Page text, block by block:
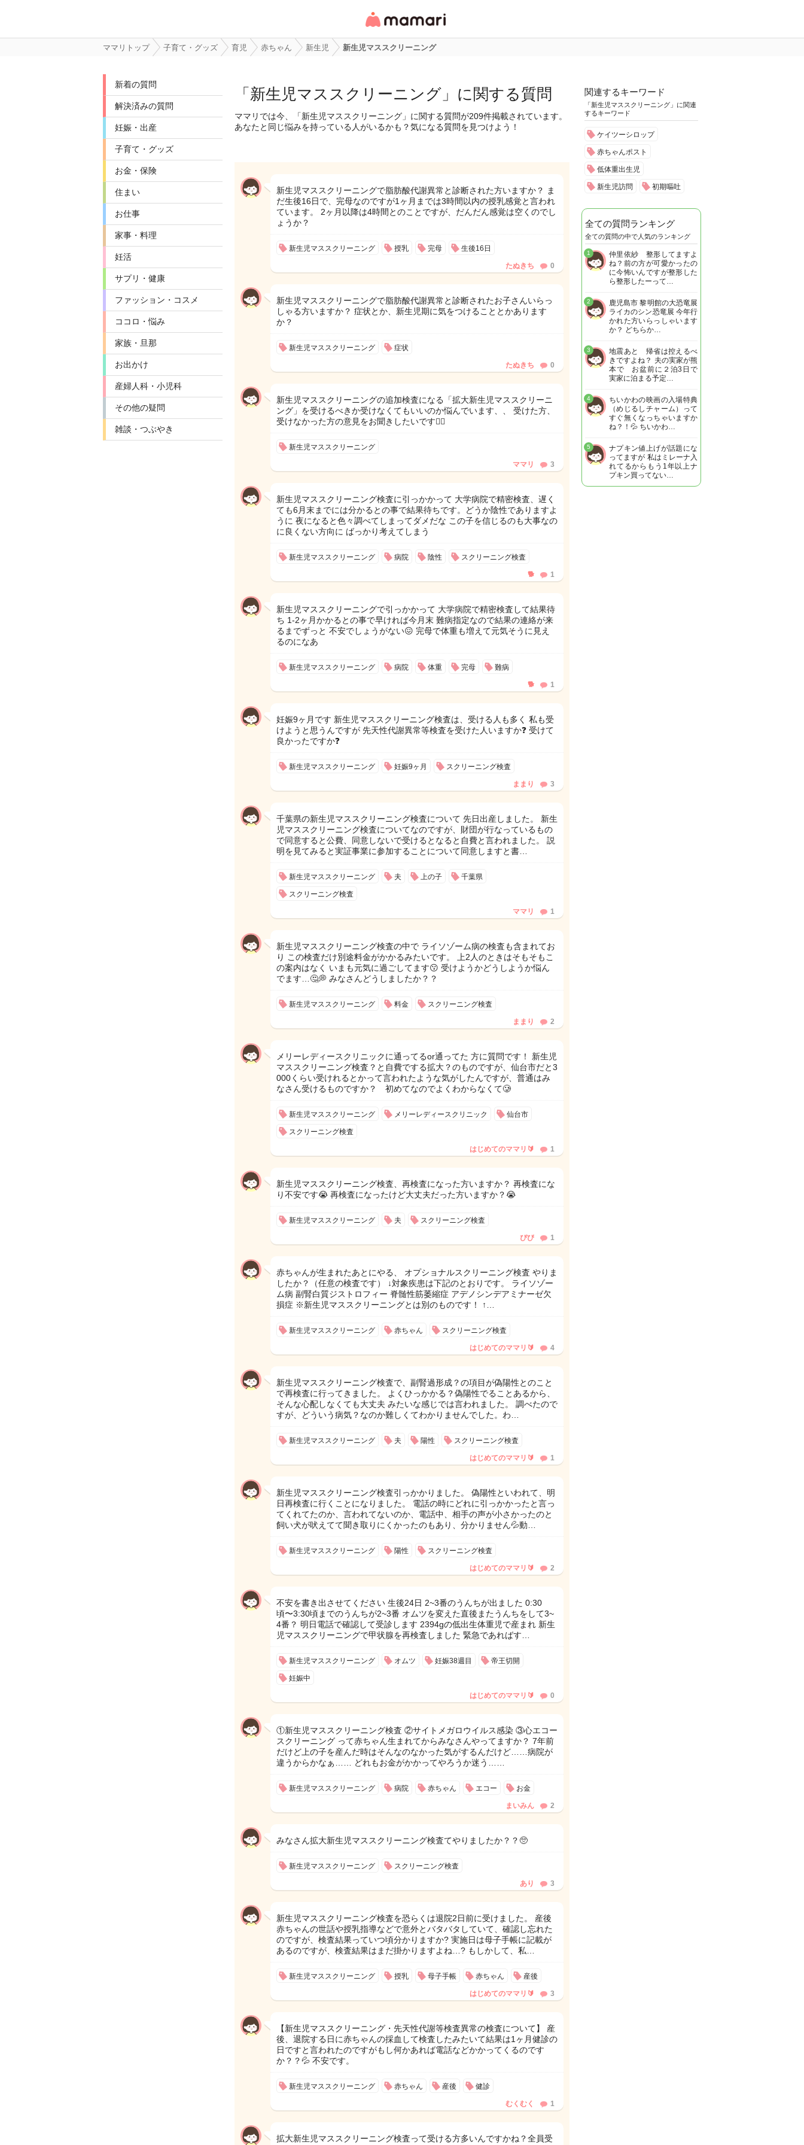
リ・情報サイト
ママリトップ 子育て・グッズ 育児 赤ちゃん 新生児 新生児マススクリーニング
新着の質問
解決済みの質問
妊娠・出産
子育て・グッズ
お金・保険
住まい
お仕事
家事・料理
妊活
サプリ・健康
ファッション・コスメ
ココロ・悩み
家族・旦那
お出かけ
産婦人科・小児科
その他の疑問
雑談・つぶやき
「新生児マススクリーニング」に関する質問
ママリでは今、「新生児マススクリーニング」に関する質問が209件掲載されています。
あなたと同じ悩みを持っている人がいるかも？気になる質問を見つけよう！
新生児マススクリーニングで脂肪酸代謝異常と診断された方いますか？ ま
だ生後16日で、完母なのですが1ヶ月までは3時間以内の授乳感覚と言われ
ています。 2ヶ月以降は4時間とのことですが、だんだん感覚は空くのでし
ょうか？
新生児マススクリーニング 授乳 完母 生後16日
たぬきち 0
新生児マススクリーニングで脂肪酸代謝異常と診断されたお子さんいらっ
しゃる方いますか？ 症状とか、新生児期に気をつけることとかあります
か？
新生児マススクリーニング 症状
たぬきち 0
新生児マススクリーニングの追加検査になる「拡大新生児マススクリーニ
ング」を受けるべきか受けなくてもいいのか悩んでいます、、 受けた方、
受けなかった方の意見をお聞きしたいです🙇‍♀️
新生児マススクリーニング
ママリ 3
新生児マススクリーニング検査に引っかかって 大学病院で精密検査、遅く
ても6月末までには分かるとの事で結果待ちです。どうか陰性でありますよ
うに 夜になると色々調べてしまってダメだな この子を信じるのも大事なの
に良くない方向に ばっかり考えてしまう
新生児マススクリーニング 病院 陰性 スクリーニング検査
🐕 1
新生児マススクリーニングで引っかかって 大学病院で精密検査して結果待
ち 1-2ヶ月かかるとの事で早ければ今月末 難病指定なので結果の連絡が来
るまでずっと 不安でしょうがない😖 完母で体重も増えて元気そうに見え
るのになあ
新生児マススクリーニング 病院 体重 完母 難病
🐕 1
妊娠9ヶ月です 新生児マススクリーニング検査は、受ける人も多く 私も受
けようと思うんですが 先天性代謝異常等検査を受けた人いますか❓ 受けて
良かったですか❓
新生児マススクリーニング 妊娠9ヶ月 スクリーニング検査
ままり 3
千葉県の新生児マススクリーニング検査について 先日出産しました。 新生
児マススクリーニング検査についてなのですが、財団が行なっているもの
で同意すると公費、同意しないで受けるとなると自費と言われました。 説
明を見てみると実証事業に参加することについて同意しますと書…
新生児マススクリーニング 夫 上の子 千葉県
スクリーニング検査
ママリ 1
新生児マススクリーニング検査の中で ライソゾーム病の検査も含まれてお
り この検査だけ別途料金がかかるみたいです。 上2人のときはそもそもこ
の案内はなく いまも元気に過ごしてます😗 受けようかどうしようか悩ん
でます…🤔💭 みなさんどうしましたか？？
新生児マススクリーニング 料金 スクリーニング検査
ままり 2
メリーレディースクリニックに通ってるor通ってた 方に質問です！ 新生児
マススクリーニング検査？と自費でする拡大？のものですが、仙台市だと3
000くらい受けれるとかって言われたような気がしたんですが、普通はみ
なさん受けるものですか？ 初めてなのでよくわからなくて🥲
新生児マススクリーニング メリーレディースクリニック 仙台市
スクリーニング検査
はじめてのママリ🔰 1
新生児マススクリーニング検査、再検査になった方いますか？ 再検査にな
り不安です😭 再検査になったけど大丈夫だった方いますか？😭
新生児マススクリーニング 夫 スクリーニング検査
ぴぴ 1
赤ちゃんが生まれたあとにやる、 オプショナルスクリーニング検査 やりま
したか？（任意の検査です） ↓対象疾患は下記のとおりです。 ライソゾー
ム病 副腎白質ジストロフィー 脊髄性筋萎縮症 アデノシンデアミナーゼ欠
損症 ※新生児マススクリーニングとは別のものです！ ↑…
新生児マススクリーニング 赤ちゃん スクリーニング検査
はじめてのママリ🔰 4
新生児マススクリーニング検査で、副腎過形成？の項目が偽陽性とのこと
で再検査に行ってきました。 よくひっかかる？偽陽性でることあるから、
そんな心配しなくても大丈夫 みたいな感じでは言われました。 調べたので
すが、どういう病気？なのか難しくてわかりませんでした。わ…
新生児マススクリーニング 夫 陽性 スクリーニング検査
はじめてのママリ🔰 1
新生児マススクリーニング検査引っかかりました。 偽陽性といわれて、明
日再検査に行くことになりました。 電話の時にどれに引っかかったと言っ
てくれてたのか、言われてないのか、電話中、相手の声が小さかったのと
飼い犬が吠えてて聞き取りにくかったのもあり、分かりません💦動…
新生児マススクリーニング 陽性 スクリーニング検査
はじめてのママリ🔰 2
不安を書き出させてください 生後24日 2~3番のうんちが出ました 0:30
頃〜3:30頃までのうんちが2~3番 オムツを変えた直後またうんちをして3~
4番？ 明日電話で確認して受診します 2394gの低出生体重児で産まれ 新生
児マススクリーニングで甲状腺を再検査しました 緊急であればす…
新生児マススクリーニング オムツ 妊娠38週目 帝王切開
妊娠中
はじめてのママリ🔰 0
①新生児マススクリーニング検査 ②サイトメガロウイルス感染 ③心エコー
スクリーニング って赤ちゃん生まれてからみなさんやってますか？ 7年前
だけど上の子を産んだ時はそんなのなかった気がするんだけど……病院が
違うからかなぁ…… どれもお金がかかってやろうか迷う……
新生児マススクリーニング 病院 赤ちゃん エコー お金
まいみん 2
みなさん拡大新生児マススクリーニング検査てやりましたか？？🥺
新生児マススクリーニング スクリーニング検査
あり 3
新生児マススクリーニング検査を恐らくは退院2日前に受けました。 産後
赤ちゃんの世話や授乳指導などで意外とバタバタしていて、確認し忘れた
のですが、検査結果っていつ頃分かりますか? 実施日は母子手帳に記載が
あるのですが、検査結果はまだ掛かりますよね…? もしかして、私…
新生児マススクリーニング 授乳 母子手帳 赤ちゃん 産後
はじめてのママリ🔰 3
【新生児マススクリーニング・先天性代謝等検査異常の検査について】 産
後、退院する日に赤ちゃんの採血して検査したみたいて結果は1ヶ月健診の
日ですと言われたのですがもし何かあれば電話などかかってくるのです
か？？💦 不安です。
新生児マススクリーニング 赤ちゃん 産後 健診
むくむく 1
拡大新生児マススクリーニング検査って受ける方多いんですかね？全員受
関連するキーワード
「新生児マススクリーニング」に関連
するキーワード
ケイツーシロップ
赤ちゃんポスト
低体重出生児
新生児訪問 初期嘔吐
全ての質問ランキング
全ての質問の中で人気のランキング
仲里依紗 整形してますよ
ね？前の方が可愛かったの
に今怖いんですが整形した
ら整形したーって…
1
鹿児島市 黎明館の大恐竜展
ライカのシン恐竜展 今年行
かれた方いらっしゃいます
か？ どちらか…
2
地震あと 帰省は控えるべ
きですよね？ 夫の実家が熊
本で お盆前に２泊3日で
実家に泊まる予定…
3
ちいかわの映画の入場特典
（めじるしチャーム）って
すぐ無くなっちゃいますか
ね？！💦 ちいかわ…
4
ナプキン値上げが話題にな
ってますが 私はミレーナ入
れてるからもう1年以上ナ
プキン買ってない…
5